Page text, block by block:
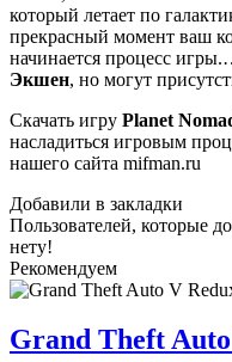
который летает по
прекрасный момент ваш
начинается процесс
Экшен, но могут
Скачать игру Planet
насладиться игровым
нашего сайта mifman.ru
Добавили в закладки
Пользователей, которые
нету!
Рекомендуем
Grand Theft